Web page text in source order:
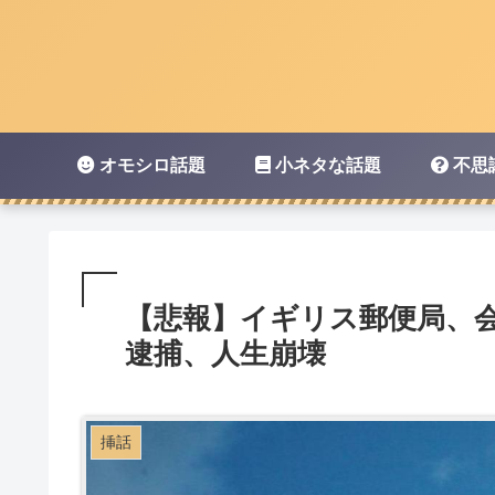
オモシロ話題 小ネタな話題 不思
【悲報】イギリス郵便局
逮捕、人生崩壊
挿話